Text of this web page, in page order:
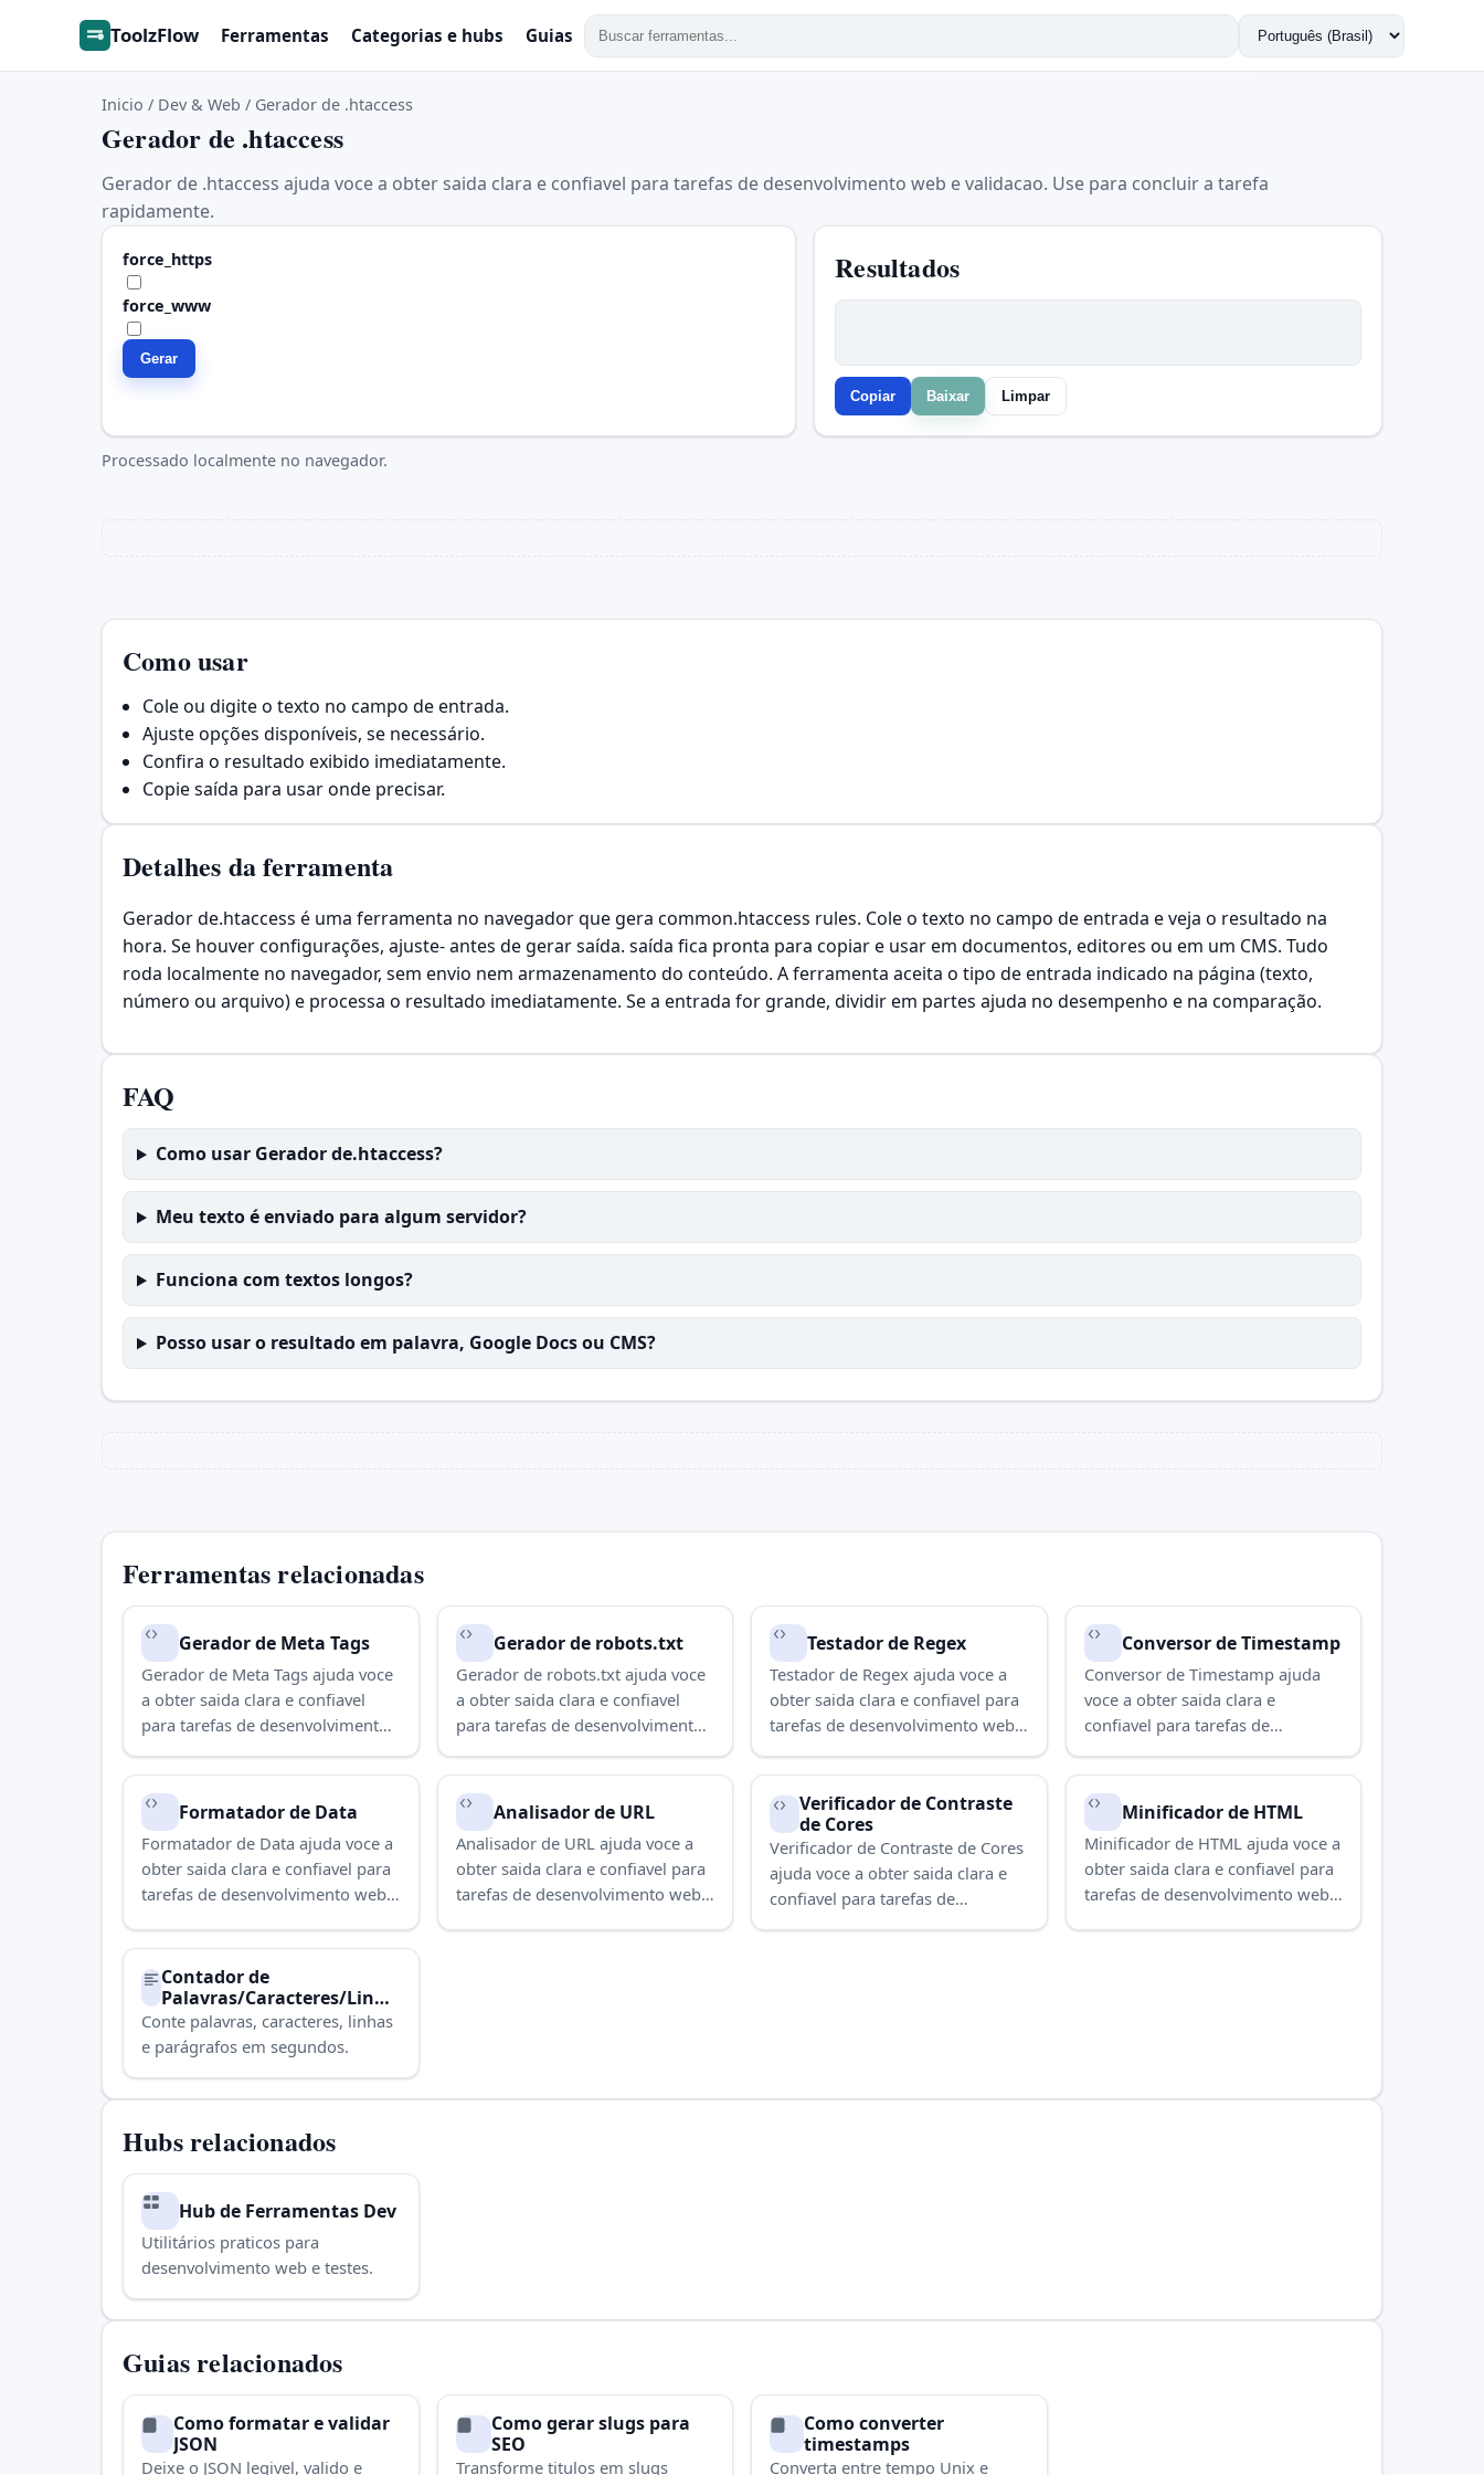
ToolzFlow Ferramentas Categorias e hubs Guias
Trocar
idioma
Inicio / Dev & Web / Gerador de .htaccess
Gerador de .htaccess
Gerador de .htaccess ajuda voce a obter saida clara e confiavel para tarefas de desenvolvimento web e validacao. Use para concluir a tarefa
rapidamente.
force_https
force_www
Gerar
Resultados
Copiar Baixar Limpar
Processado localmente no navegador.
Como usar
Cole ou digite o texto no campo de entrada.
Ajuste opções disponíveis, se necessário.
Confira o resultado exibido imediatamente.
Copie saída para usar onde precisar.
Detalhes da ferramenta
Gerador de.htaccess é uma ferramenta no navegador que gera common.htaccess rules. Cole o texto no campo de entrada e veja o resultado na
hora. Se houver configurações, ajuste- antes de gerar saída. saída fica pronta para copiar e usar em documentos, editores ou em um CMS. Tudo
roda localmente no navegador, sem envio nem armazenamento do conteúdo. A ferramenta aceita o tipo de entrada indicado na página (texto,
número ou arquivo) e processa o resultado imediatamente. Se a entrada for grande, dividir em partes ajuda no desempenho e na comparação.
FAQ
Como usar Gerador de.htaccess?
Meu texto é enviado para algum servidor?
Funciona com textos longos?
Posso usar o resultado em palavra, Google Docs ou CMS?
Ferramentas relacionadas
Gerador de Meta Tags
Gerador de Meta Tags ajuda voce
a obter saida clara e confiavel
para tarefas de desenvolvimento
web e validacao. Use para
concluir a tarefa rapidamente.
Gerador de robots.txt
Gerador de robots.txt ajuda voce
a obter saida clara e confiavel
para tarefas de desenvolvimento
web e validacao. Use para
concluir a tarefa rapidamente.
Testador de Regex
Testador de Regex ajuda voce a
obter saida clara e confiavel para
tarefas de desenvolvimento web e
validacao. Use para concluir a
tarefa rapidamente.
Conversor de Timestamp
Conversor de Timestamp ajuda
voce a obter saida clara e
confiavel para tarefas de
desenvolvimento web e validacao.
Use para concluir a tarefa
rapidamente.
Formatador de Data
Formatador de Data ajuda voce a
obter saida clara e confiavel para
tarefas de desenvolvimento web e
tarefa rapidamente.
Analisador de URL
Analisador de URL ajuda voce a
obter saida clara e confiavel para
tarefas de desenvolvimento web e
Verificador de Contraste
de Cores
Verificador de Contraste de Cores
ajuda voce a obter saida clara e
confiavel para tarefas de
desenvolvimento web e validacao.
Minificador de HTML
Minificador de HTML ajuda voce a
obter saida clara e confiavel para
tarefas de desenvolvimento web e
Contador de
Palavras/Caracteres/Linha
s/Parágrafos
Conte palavras, caracteres, linhas
e parágrafos em segundos.
Hubs relacionados
Hub de Ferramentas Dev
Utilitários praticos para
desenvolvimento web e testes.
Guias relacionados
Como formatar e validar
JSON
Deixe o JSON legivel, valido e
Como gerar slugs para
SEO
Transforme titulos em slugs
Como converter
timestamps
Converta entre tempo Unix e